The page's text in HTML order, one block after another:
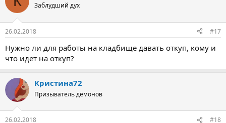
Заблудший дух
26.02.2018 #17
Нужно ли для работы на кладбище давать откуп, кому и
что идет на откуп?
Кристина72
Призыватель демонов
26.02.2018 #18